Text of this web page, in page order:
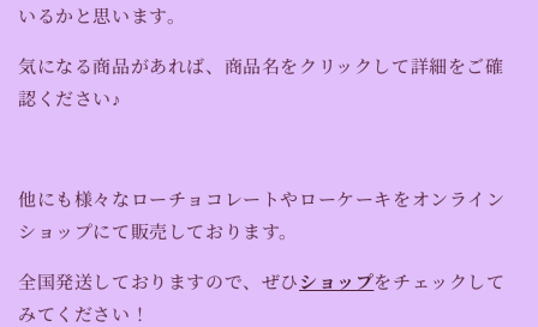
いるかと思います。
気になる商品があれば、商品名をクリックして詳細をご確
認ください♪
他にも様々なローチョコレートやローケーキをオンライン
ショップにて販売しております。
全国発送しておりますので、ぜひショップをチェックして
みてください！